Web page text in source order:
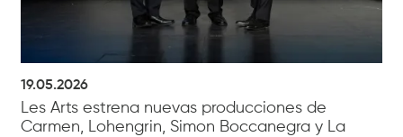
19.05.2026
Les Arts estrena nuevas producciones de
Carmen, Lohengrin, Simon Boccanegra y La